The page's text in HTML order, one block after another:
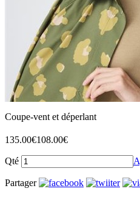
Coupe-vent et déperlant
135.00€108.00€
Qté
Partager